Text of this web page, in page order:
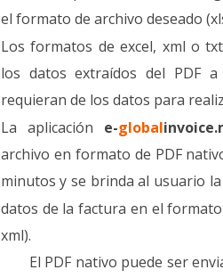
el formato de archivo deseado
Los formatos de excel, xml o
los datos extraídos del PDF
requieran de los datos para
La aplicación e-global
archivo en formato de PDF
minutos y se brinda al usuario
datos de la factura en el
xml).
El PDF nativo puede ser